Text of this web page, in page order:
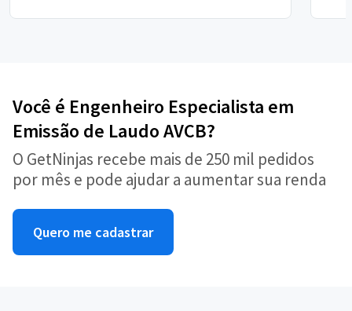
Você é Engenheiro Especialista em
Emissão de Laudo AVCB?
O GetNinjas recebe mais de 250 mil pedidos
por mês e pode ajudar a aumentar sua renda
Quero me cadastrar